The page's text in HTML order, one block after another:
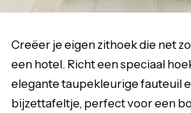
Creëer je eigen zithoek die net
een hotel. Richt een speciaal
elegante taupekleurige fauteuil
bijzettafeltje, perfect voor een